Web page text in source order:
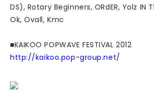
DS), Rotary Beginners, ORdER, Yolz IN
Ok, Ovall, Kmc
■KAIKOO POPWAVE FESTIVAL 2012
http://kaikoo.pop-group.net/